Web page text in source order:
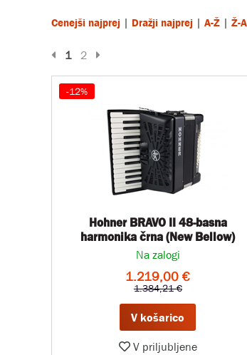
Cenejši najprej | Dražji najprej | A-Ž | Ž-A
Prejšnja stran
1 2
Hohner BRAVO II 48-basna
harmonika črna (New Bellow)
Na zalogi
1.219,00 €
1.384,21 €
V košarico
V priljubljene
-12%